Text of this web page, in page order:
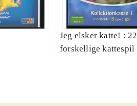
Jeg elsker katte! : 22
forskellige kattespil